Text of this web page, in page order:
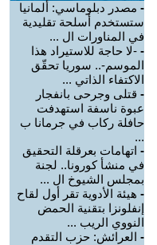
- مصدر دبلوماسي: ألمانيا
ستستخدم أسلحة تقليدية
في المناورات ال ...
- -لا حاجة للاستيراد هذا
الموسم-.. سوريا تحقّق
الاكتفاء الذاتي ...
- قتلى وجرحى بانفجار
عبوة ناسفة استهدفت
حافلة ركاب في جرمانا ب
...
- اتهامات بعرقلة التحقيق
في منشأ كورونا.. لجنة
بمجلس الشيوخ ال ...
- هيئة الأدوية تقر أول لقاح
إنفلونزا بتقنية الحمض
النووي الريب ...
- العرائش: حزب التقدم